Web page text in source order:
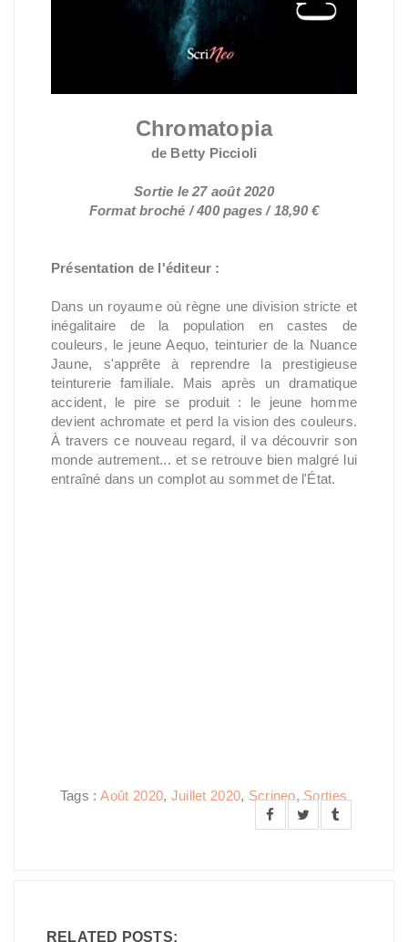
Chromatopia
de Betty Piccioli
Sortie le 27 août 2020
Format broché / 400 pages / 18,90 €
Présentation de l'éditeur :
Dans un royaume où règne une division stricte et
inégalitaire de la population en castes de
couleurs, le jeune Aequo, teinturier de la Nuance
Jaune, s'apprête à reprendre la prestigieuse
teinturerie familiale. Mais après un dramatique
accident, le pire se produit : le jeune homme
devient achromate et perd la vision des couleurs.
À travers ce nouveau regard, il va découvrir son
monde autrement... et se retrouve bien malgré lui
entraîné dans un complot au sommet de l'État.
Tags :Août 2020, Juillet 2020, Scrineo, Sorties
RELATED POSTS: